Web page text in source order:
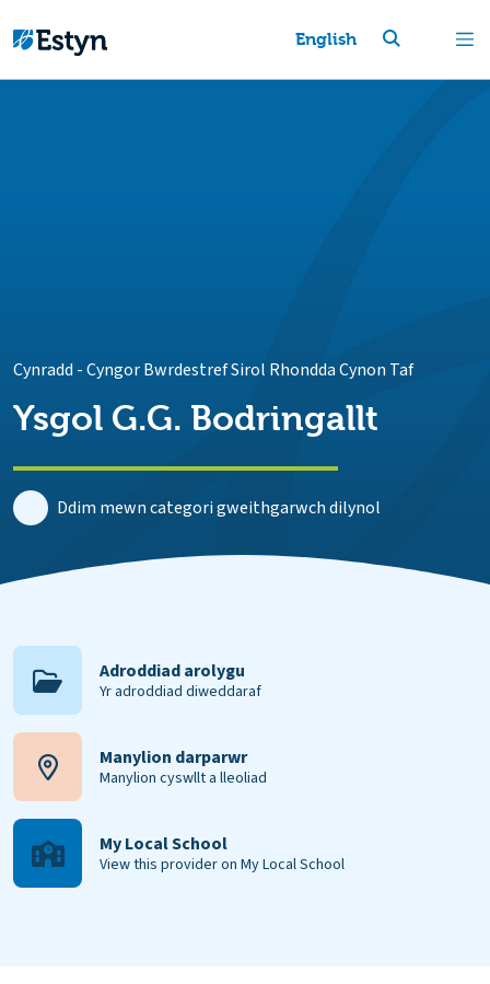
English
Cynradd -Cyngor Bwrdestref Sirol Rhondda Cynon Taf
Ysgol G.G. Bodringallt
Ddim mewn categori gweithgarwch dilynol
Adroddiad arolygu
Yr adroddiad diweddaraf
Manylion darparwr
Manylion cyswllt a lleoliad
My Local School
View this provider on My Local School